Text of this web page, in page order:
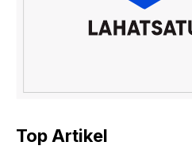
Top Artikel